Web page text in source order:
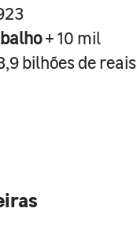
+ 10 mil
bilhões de reais